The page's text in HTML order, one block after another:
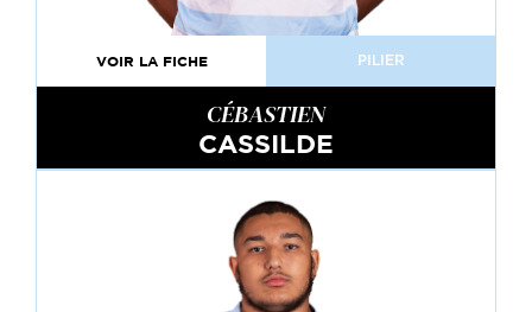
VOIR LA FICHE PILIER
CÉBASTIEN
CASSILDE